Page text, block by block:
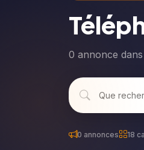
0 annonce
0 annonces 18